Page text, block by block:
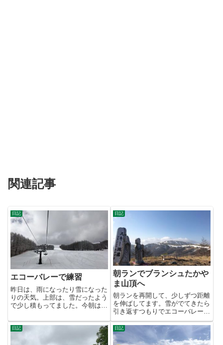
関連記事
日記
エコーバレーで練習
昨日は、雨になったり雪になった
りの天気。上部は、雪だったよう
で少し積もってました。今朝はガ
で、...
日記
朝ランでブランシュたかや
ま山頂へ
朝ランを再開して、少しずつ距離
を伸ばしてます。雪がでてきたら
引き返すつもりでエコーバレーを
スタート。全く雪がなく、ブラ
ン...
日記 日記